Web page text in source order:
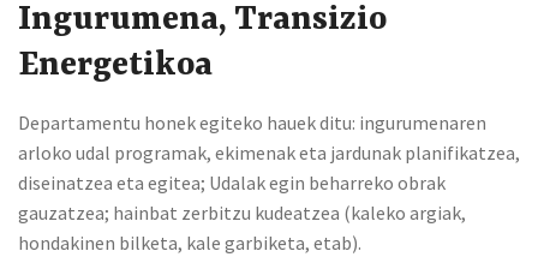
Ingurumena, Transizio
Energetikoa
Departamentu honek egiteko hauek ditu: ingurumenaren
arloko udal programak, ekimenak eta jardunak planifikatzea,
diseinatzea eta egitea; Udalak egin beharreko obrak
gauzatzea; hainbat zerbitzu kudeatzea (kaleko argiak,
hondakinen bilketa, kale garbiketa, etab).